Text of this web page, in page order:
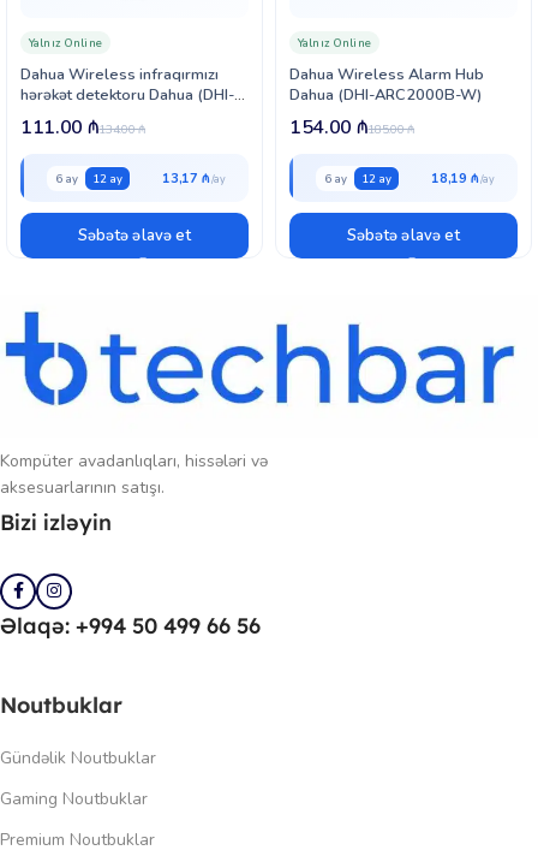
dəstəyi sayəsində görüntü ilə yanaşı səs yazısını da təmin edir.
IP67 qoruma standartı kameranı yağış, toz və sərt hava şəraitinə qarşı
davamlı edir. Metal və möhkəm konstruksiya uzunmüddətli istifadə
imkanı yaradır. Divar, tavan və dirək montajı dəstəyi ilə müxtəlif
məkanlarda rahat quraşdırıla bilir.
Dahua Wireless infraqırmızı
hərəkət detektoru Dahua (DHI-
ARD1611-W)
Yalnız Online
134.00₼
111.00 ₼
6 ay 12 ay 13,17 ₼
Səbətə əlavə et
Dahua Wireless Alarm Hub
Dahua (DHI-ARC2000B-W)
Yalnız Online
185.00₼
154.00 ₼
6 ay 12 ay 18,19 ₼
Səbətə əlavə et
Kompüter avadanlıqları, hissələri və
aksesuarlarının satışı.
Bizi izləyin
Əlaqə: +994 50 499 66 56
Noutbuklar
Gündəlik Noutbuklar
Gaming Noutbuklar
Premium Noutbuklar